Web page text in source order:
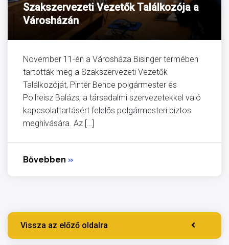
Szakszervezeti Vezetők Találkozója a
Városházán
November 11-én a Városháza Bisinger termében
tartották meg a Szakszervezeti Vezetők
Találkozóját, Pintér Bence polgármester és
Pollreisz Balázs, a társadalmi szervezetekkel való
kapcsolattartásért felelős polgármesteri biztos
meghívására. Az […]
Bővebben »
Vissza az előző oldalra